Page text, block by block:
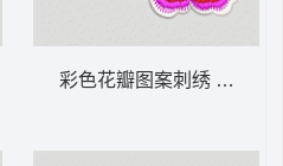
彩色花瓣图案刺绣 靓花